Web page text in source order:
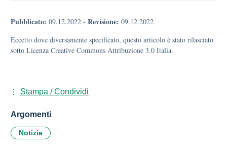
Pubblicato: 09.12.2022 - Revisione: 09.12.2022
Eccetto dove diversamente specificato, questo articolo è stato rilasciato
sotto Licenza Creative Commons Attribuzione 3.0 Italia.
Stampa / Condividi
Argomenti
Notizie